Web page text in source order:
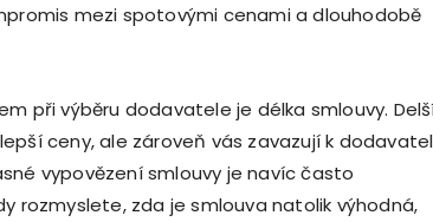
mezi spotovými cenami a dlouhodobě
při výběru dodavatele je délka smlouvy.
ceny, ale zároveň vás zavazují k
vypovězení smlouvy je navíc často
rozmyslete, zda je smlouva natolik výhodná,